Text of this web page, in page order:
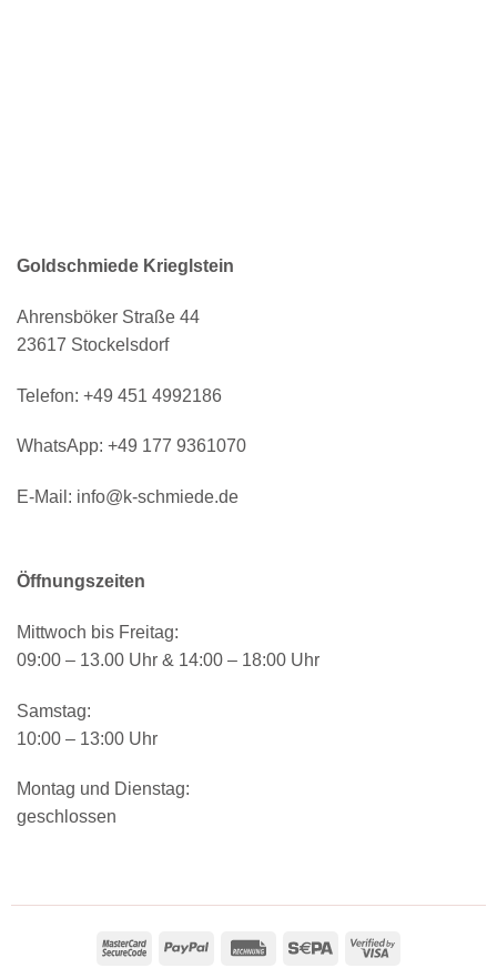
Goldschmiede Krieglstein
Ahrensböker Straße 44
23617 Stockelsdorf
Telefon: +49 451 4992186
WhatsApp: +49 177 9361070
E-Mail: info@k-schmiede.de
Öffnungszeiten
Mittwoch bis Freitag:
09:00 – 13.00 Uhr & 14:00 – 18:00 Uhr
Samstag:
10:00 – 13:00 Uhr
Montag und Dienstag:
geschlossen
MasterCardPayPal Rechung Sepa
Visa